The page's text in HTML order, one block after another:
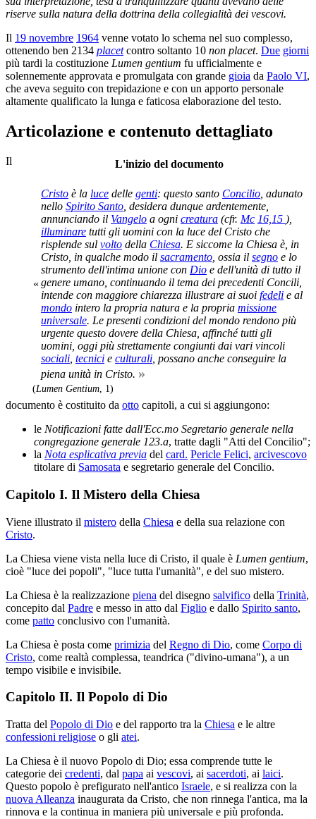
riserve sulla natura della dottrina della collegialità dei vescovi.
Il 19 novembre 1964 venne votato lo schema nel suo complesso,
ottenendo ben 2134 placetcontro soltanto 10 non placet. Due giorni
più tardi la costituzione Lumen gentium fu ufficialmente e
solennemente approvata e promulgata con grande gioia da Paolo VI,
che aveva seguito con trepidazione e con un apporto personale
altamente qualificato la lunga e faticosa elaborazione del testo.
Articolazione e contenuto dettagliato
L'inizio del documento
«
Cristo è la luce delle genti: questo santo Concilio , adunato
nello Spirito Santo , desidera dunque ardentemente,
annunciando il Vangelo a ogni creatura (cfr. Mc 16,15 ),
illuminare tutti gli uomini con la luce del Cristo che
risplende sul volto della Chiesa. E siccome la Chiesa è, in
Cristo, in qualche modo il sacramento , ossia il segno e lo
strumento dell'intima unione con Dio e dell'unità di tutto il
genere umano, continuando il tema dei precedenti Concili,
intende con maggiore chiarezza illustrare ai suoi fedeli e al
mondo intero la propria natura e la propria missione
universale. Le presenti condizioni del mondo rendono più
urgente questo dovere della Chiesa, affinché tutti gli
uomini, oggi più strettamente congiunti dai vari vincoli
sociali tecnici e culturali , possano anche conseguire la
piena unità in Cristo. »
(Lumen Gentium, 1)
Il
documento è costituito da otto capitoli, a cui si aggiungono:
le Notificazioni fatte dall'Ecc.mo Segretario generale nella
congregazione generale 123.a, tratte dagli "Atti del Concilio";
la Nota esplicativa previa del card. Pericle Felici, arcivescovo
titolare di Samosata e segretario generale del Concilio.
Capitolo I. Il Mistero della Chiesa
Viene illustrato il mistero della Chiesa e della sua relazione con
Cristo.
La Chiesa viene vista nella luce di Cristo, il quale è Lumen gentium,
cioè "luce dei popoli", "luce tutta l'umanità", e del suo mistero.
La Chiesa è la realizzazione piena del disegno salvifico della Trinità,
concepito dal Padre e messo in atto dal Figlio e dallo Spirito santo,
come patto conclusivo con l'umanità.
La Chiesa è posta come primizia del Regno di Dio, come Corpo di
Cristo, come realtà complessa, teandrica ("divino-umana"), a un
tempo visibile e invisibile.
Capitolo II. Il Popolo di Dio
Tratta del Popolo di Dio e del rapporto tra la Chiesa e le altre
confessioni religiose o gli atei.
La Chiesa è il nuovo Popolo di Dio; essa comprende tutte le
categorie dei credenti, dal papa ai vescovi, ai sacerdoti, ai laici.
Questo popolo è prefigurato nell'antico Israele, e si realizza con la
nuova Alleanza inaugurata da Cristo, che non rinnega l'antica, ma la
rinnova e la continua in maniera più universale e più profonda.